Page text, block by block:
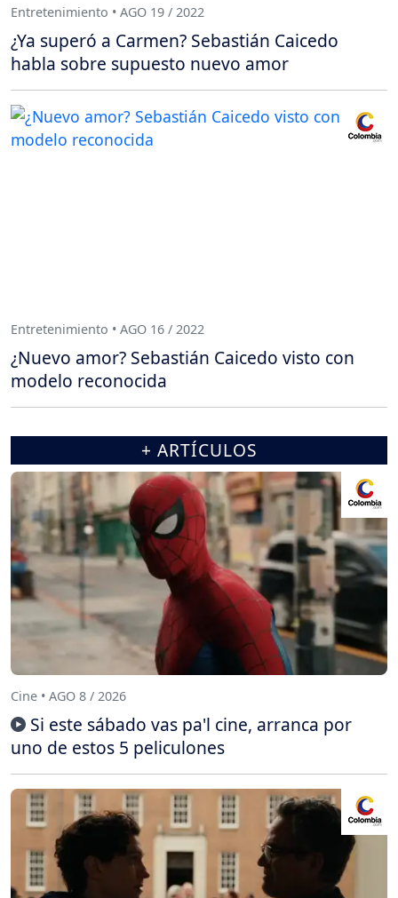
Entretenimiento • AGO 19 / 2022
¿Ya superó a Carmen? Sebastián Caicedo
habla sobre supuesto nuevo amor
Entretenimiento • AGO 16 / 2022
¿Nuevo amor? Sebastián Caicedo visto con
modelo reconocida
+ ARTÍCULOS
Cine • AGO 8 / 2026
Si este sábado vas pa'l cine, arranca por
uno de estos 5 peliculones